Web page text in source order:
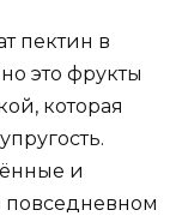
пектин в
это фрукты
которая
и
повседневном